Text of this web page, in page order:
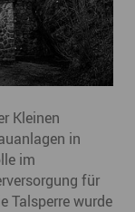
Kleinen
in
im
für
Talsperre wurde